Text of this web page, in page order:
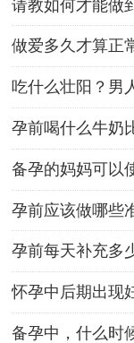
请教如何才能做
做爱多久才算正
结束了，我这是
吃什么壮阳？男
孕前喝什么牛奶
备孕的妈妈可以
孕前应该做哪些
些？
孕前每天补充多
怀孕中后期出现
备孕中，什么时